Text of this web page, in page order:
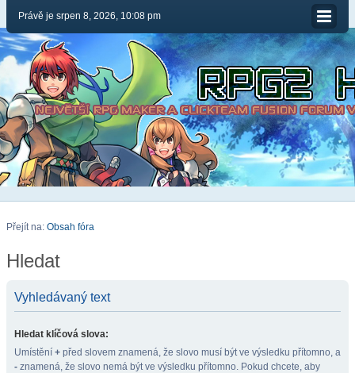
Právě je srpen 8, 2026, 10:08 pm
Přejít na: Obsah fóra
Hledat
Vyhledávaný text
Hledat klíčová slova:
Umístění + před slovem znamená, že slovo musí být ve výsledku přítomno, a
- znamená, že slovo nemá být ve výsledku přítomno. Pokud chcete, aby